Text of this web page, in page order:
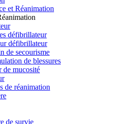
et Réanimation
défibrillateur
défibrillateur
de secourisme
de blessures
de mucosité
de réanimation
de survie